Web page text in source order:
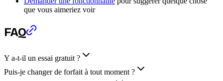
que vous aimeriez voir
FAQ
Y a-t-il un essai gratuit ?
Puis-je changer de forfait à tout moment ?